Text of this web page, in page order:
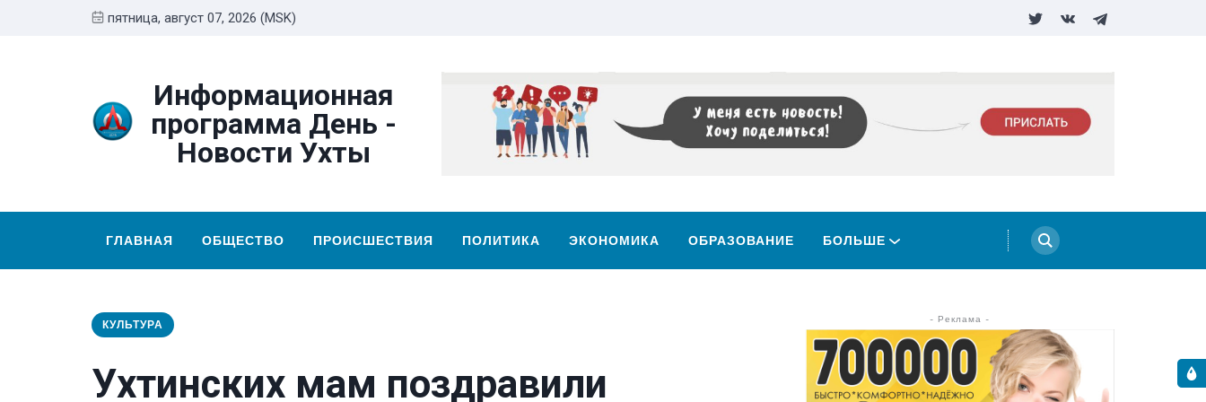
пятница, август 07, 2026 (MSK)
Информационная
программа День -
Новости Ухты
ГЛАВНАЯ ОБЩЕСТВО ПРОИСШЕСТВИЯ ПОЛИТИКА ЭКОНОМИКА ОБРАЗОВАНИЕ БОЛЬШЕ
КУЛЬТУРА
Ухтинских мам поздравили
- Реклама -